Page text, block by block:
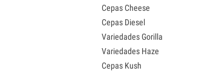
Cepas Cheese
Cepas Diesel
Variedades Gorilla
Variedades Haze
Cepas Kush